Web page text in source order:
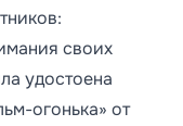
своих
удостоена
огонька» от